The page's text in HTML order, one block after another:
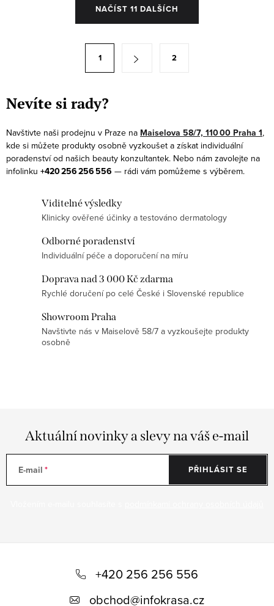
c
í
p
r
v
k
NAČÍST 11 DALŠÍCH
á
k
o
v
1 2
Nevíte si rady?
Navštivte naši prodejnu v Praze na Maiselova 58/7, 110 00 Praha 1,
kde si můžete produkty osobně vyzkoušet a získat individuální
poradenství od našich beauty konzultantek. Nebo nám zavolejte na
infolinku +420 256 256 556 — rádi vám pomůžeme s výběrem.
Viditelné výsledky
Klinicky ověřené účinky a testováno dermatology
Odborné poradenství
Individuální péče a doporučení na míru
Doprava nad 3 000 Kč zdarma
Rychlé doručení po celé České i Slovenské republice
Showroom Praha
Navštivte nás v Maiselově 58/7 a vyzkoušejte produkty
osobně
Aktuální novinky a slevy na váš e-mail
E-mail PŘIHLÁSIT SE
+420 256 256 556
obchod@infokrasa.cz